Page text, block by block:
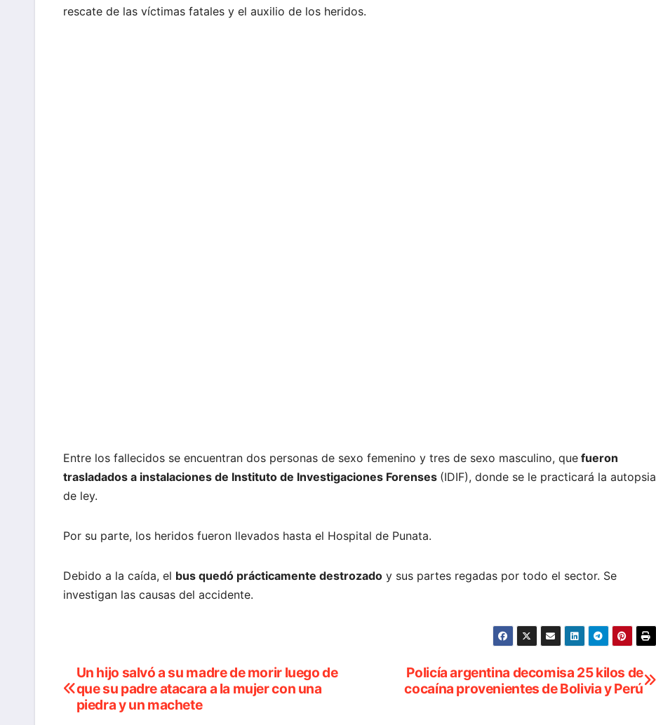
rescate de las víctimas fatales y el auxilio de los heridos.
Entre los fallecidos se encuentran dos personas de sexo femenino y tres de sexo masculino, que fueron
trasladados a instalaciones de Instituto de Investigaciones Forenses (IDIF), donde se le practicará la autopsia
de ley.
Por su parte, los heridos fueron llevados hasta el Hospital de Punata.
Debido a la caída, el bus quedó prácticamente destrozado y sus partes regadas por todo el sector. Se
investigan las causas del accidente.
Navegación
de
Policía argentina decomisa 25 kilos de
cocaína provenientes de Bolivia y Perú
Un hijo salvó a su madre de morir luego de
que su padre atacara a la mujer con una
piedra y un machete